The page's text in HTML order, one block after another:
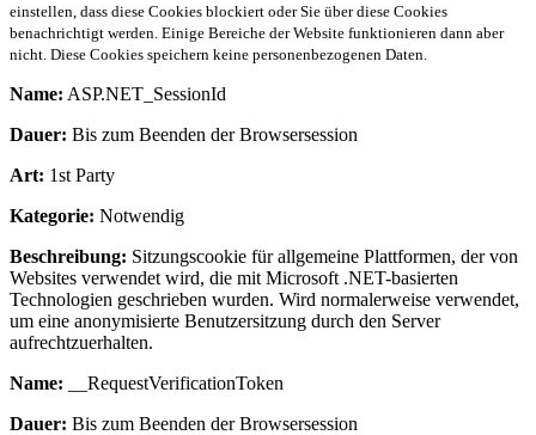
einstellen, dass diese Cookies blockiert oder Sie über diese Cookies
benachrichtigt werden. Einige Bereiche der Website funktionieren dann aber
nicht. Diese Cookies speichern keine personenbezogenen Daten.
Name: ASP.NET_SessionId
Dauer: Bis zum Beenden der Browsersession
Art: 1st Party
Kategorie: Notwendig
Beschreibung: Sitzungscookie für allgemeine Plattformen, der von
Websites verwendet wird, die mit Microsoft .NET-basierten
Technologien geschrieben wurden. Wird normalerweise verwendet,
um eine anonymisierte Benutzersitzung durch den Server
aufrechtzuerhalten.
Name: __RequestVerificationToken
Dauer: Bis zum Beenden der Browsersession